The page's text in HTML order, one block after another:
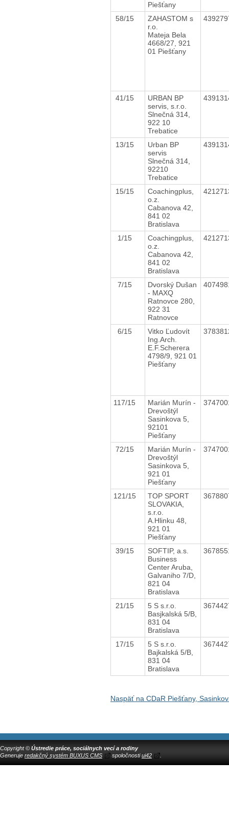
Piešťany
58/15
ZAHASTOM s
r.o.
Mateja Bela
4668/27, 921
01 Piešťany
41/15
URBAN BP
servis, s.r.o.
Slnečná 314,
922 10
Trebatice
13/15
Urban BP
servis
Slnečná 314,
92210
Trebatice
15/15
Coachingplus,
o.z.
Cabanova 42,
841 02
Bratislava
1/15
Coachingplus,
o.z.
Cabanova 42,
841 02
Bratislava
7/15
Dvorský Dušan
- MAXQ
Ratnovce 280,
922 31
Ratnovce
6/15
Vitko Ľudovít
Ing.Arch.
E.F.Scherera
4798/9, 921 01
Piešťany
117/15
Marián Murín -
Drevoštýl
Sasinkova 5,
92101
Piešťany
72/15
Marián Murín -
Drevoštýl
Sasinkova 5,
921 01
Piešťany
121/15
TOP SPORT
SLOVAKIA,
s.r.o.
A.Hlinku 48,
921 01
Piešťany
39/15
SOFTIP, a.s.
Business
Center Aruba,
Galvaniho 7/D,
821 04
Bratislava
21/15
5 S s.r.o.
Basjkalská 5/B,
831 04
Bratislava
17/15
5 S s.r.o.
Bajkalská 5/B,
831 04
Bratislava
Naspäť na CDaR Piešťany,
Copyright © Ústredie práce, sociálnych vecí a rodiny
Generuje redakčný systém BUXUS CMS spoločnostiui42